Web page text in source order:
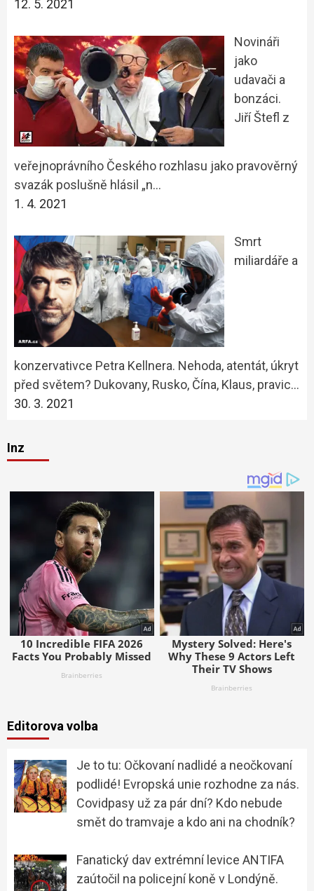
12. 5. 2021
Novináři
jako
udavači a
bonzáci.
Jiří Štefl z
veřejnoprávního Českého rozhlasu jako pravověrný
svazák poslušně hlásil „n…
1. 4. 2021
Smrt
miliardáře a
konzervativce Petra Kellnera. Nehoda, atentát, úkryt
před světem? Dukovany, Rusko, Čína, Klaus, pravic…
30. 3. 2021
Inz
Editorova volba
Je to tu: Očkovaní nadlidé a neočkovaní
podlidé! Evropská unie rozhodne za nás.
Covidpasy už za pár dní? Kdo nebude
smět do tramvaje a kdo ani na chodník?
Fanatický dav extrémní levice ANTIFA
zaútočil na policejní koně v Londýně.